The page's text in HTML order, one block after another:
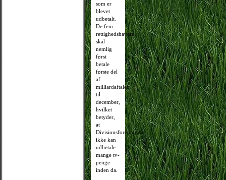
som er
blevet
udbetalt.
De fem
rettighedshavere
skal
nemlig
først
betale
første del
af
milliardaftalen
til
december,
hvilket
betyder,
at
Divisionsforeningen
ikke kan
udbetale
mange tv-
penge
inden da.